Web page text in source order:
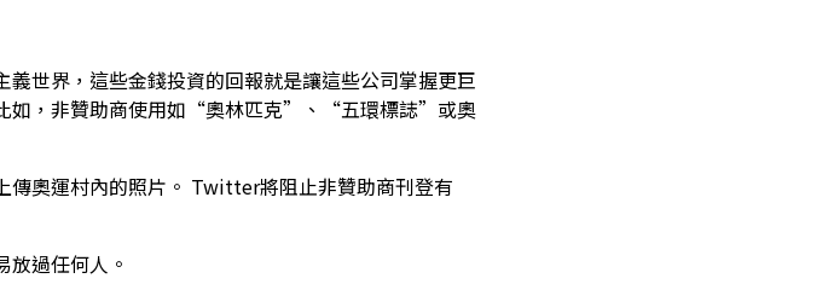
世界，這些金錢投資的回報就是讓這些公司掌握更巨
如，非贊助商使用如“奧林匹克”、“五環標誌”或奧
奧運村內的照片。 Twitter將阻止非贊助商刊登有
過任何人。